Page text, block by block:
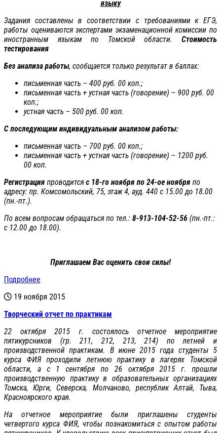
языку
Задания составлены в соответствии с требованиями к ЕГЭ,
работы оцениваются экспертами экзаменационной комиссии по
иностранным языкам по Томской области. Стоимость
тестирования
Без анализа работы, сообщается только результат в баллах:
письменная часть – 400 руб. 00 коп.;
письменная часть + устная часть (говорение) – 900 руб. 00
коп.;
устная часть – 500 руб. 00 коп.
С последующим индивидуальным анализом работы:
письменная часть – 700 руб. 00 коп.;
письменная часть + устная часть (говорение) – 1200 руб.
00 коп.
Регистрация проводится с 18-го ноября по 24-ое ноября по
адресу: пр. Комсомольский, 75, этаж 4, ауд. 440 с 15.00 до 18.00
(пн.-пт.).
По всем вопросам обращаться по тел.: 8-913-104-52-56 (пн.-пт.:
с 12.00 до 18.00).
Приглашаем Вас оценить свои силы!
Подробнее
19 ноября 2015
Творческий отчет по практикам
22 октября 2015 г. состоялось отчетное мероприятие
пятикурсников (гр. 211, 212, 213, 214) по летней и
производственной практикам. В июне 2015 года студенты 5
курса ФИЯ проходили летнюю практику в лагерях Томской
области, а с 1 сентября по 26 октября 2015 г. прошли
производственную практику в образовательных организациях
Томска, Юрги, Северска, Молчаново, республик Алтай, Тыва,
Красноярского края.
На отчетное мероприятие были приглашены студенты
четвертого курса ФИЯ, чтобы познакомиться с опытом работы